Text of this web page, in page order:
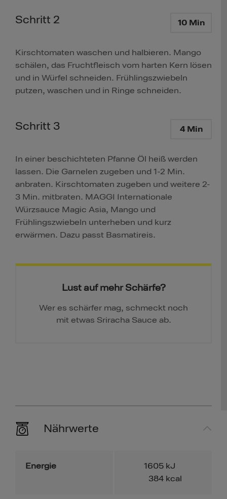
Schritt 2 10 Min
Kirschtomaten waschen und halbieren. Mango
schälen, das Fruchtfleisch vom harten Kern lösen
und in Würfel schneiden. Frühlingszwiebeln
putzen, waschen und in Ringe schneiden.
Schritt 3 4 Min
In einer beschichteten Pfanne Öl heiß werden
lassen. Die Garnelen zugeben und 1-2 Min.
anbraten. Kirschtomaten zugeben und weitere 2-
3 Min. mitbraten. MAGGI Internationale
Würzsauce Magic Asia, Mango und
Frühlingszwiebeln unterheben und kurz
erwärmen. Dazu passt Basmatireis.
Lust auf mehr Schärfe?
Wer es schärfer mag, schmeckt noch
mit etwas Sriracha Sauce ab.
Nährwerte
Energie 1605 kJ
384 kcal